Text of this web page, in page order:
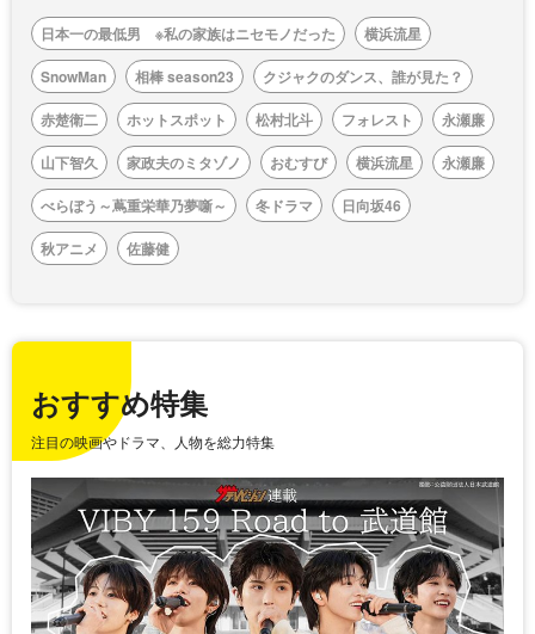
日本一の最低男 ※私の家族はニセモノだった
横浜流星
SnowMan
相棒 season23
クジャクのダンス、誰が見た？
赤楚衛二
ホットスポット 松村北斗 フォレスト
永瀬廉
山下智久
家政夫のミタゾノ おむすび 横浜流星
永瀬廉
べらぼう～蔦重栄華乃夢噺～
冬ドラマ
日向坂46
秋アニメ
佐藤健
おすすめ特集
注目の映画やドラマ、人物を総力特集